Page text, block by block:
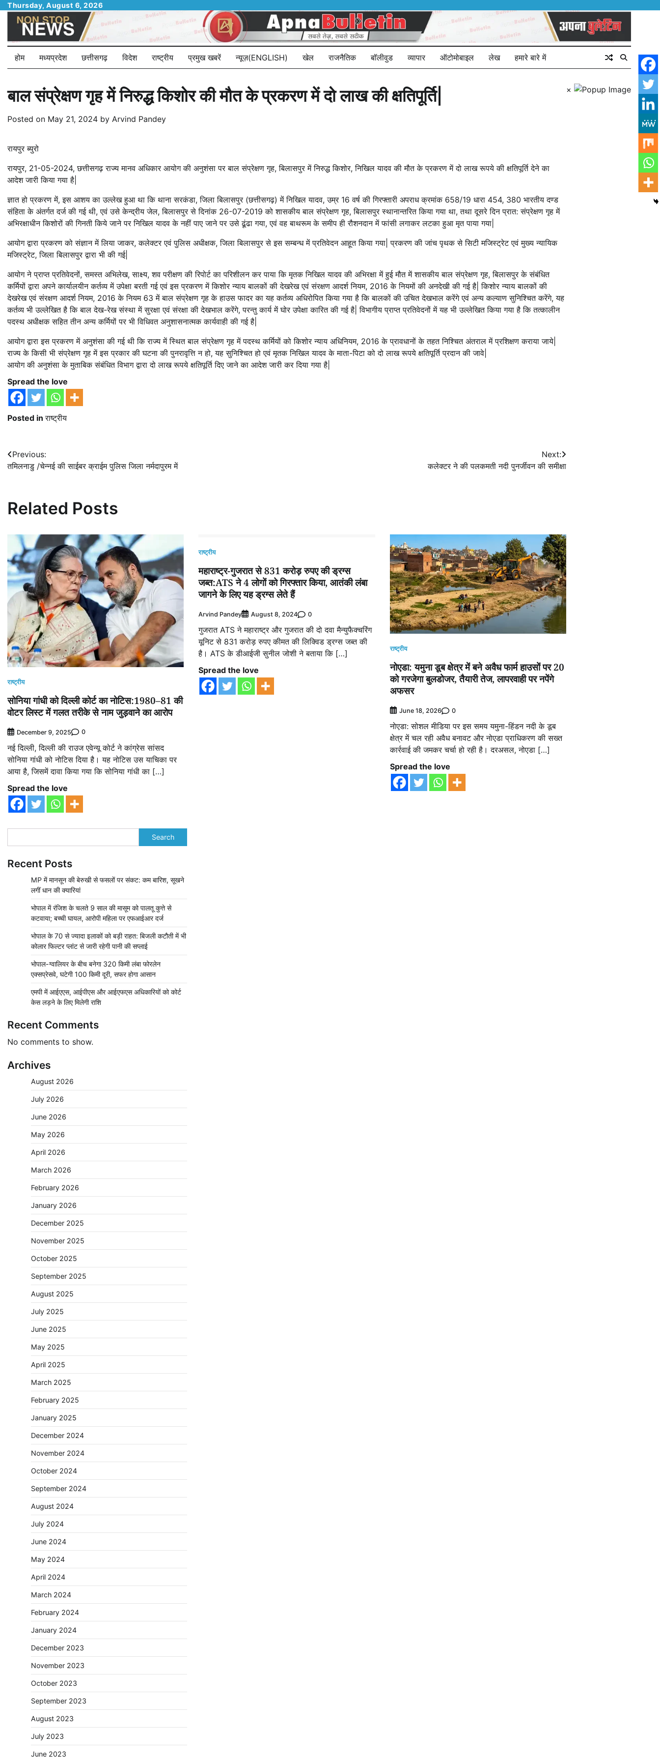
Skip
content
Thursday, August 6, 2026
होम मध्यप्रदेश छत्तीसगढ़ विदेश राष्ट्रीय प्रमुख खबरें न्यूज़(ENGLISH) खेल राजनैतिक बॉलीवुड व्यापार ऑटोमोबाइल लेख हमारे बारे में
बाल संप्रेक्षण गृह में निरुद्ध किशोर की मौत के प्रकरण में दो लाख की क्षतिपूर्ति|
Posted on May 21, 2024 by Arvind Pandey
रायपुर ब्युरो
रायपुर, 21-05-2024, छत्तीसगढ़ राज्य मानव अधिकार आयोग की अनुशंसा पर बाल संप्रेक्षण गृह, बिलासपुर में निरुद्ध किशोर, निखिल यादव की मौत के प्रकरण में दो लाख रूपये की क्षतिपूर्ति देने का
आदेश जारी किया गया है|
ज्ञात हो प्रकरण में, इस आशय का उल्लेख हुआ था कि थाना सरकंडा, जिला बिलासपुर (छत्तीसगढ़) में निखिल यादव, उम्र 16 वर्ष की गिरफ्तारी अपराध क्रमांक 658/19 धारा 454, 380 भारतीय दण्ड
संहिता के अंतर्गत दर्ज की गई थी, एवं उसे केन्द्रीय जेल, बिलासपुर से दिनांक 26-07-2019 को शासकीय बाल संप्रेक्षण गृह, बिलासपुर स्थानान्तरित किया गया था, तथा दूसरे दिन प्रात: संप्रेक्षण गृह में
अभिरक्षाधीन किशोरों की गिनती किये जाने पर निखिल यादव के नहीं पाए जाने पर उसे ढूंढा गया, एवं वह बाथरूम के समीप ही रौशनदान में फांसी लगाकर लटका हुआ मृत पाया गया|
आयोग द्वारा प्रकरण को संज्ञान में लिया जाकर, कलेक्टर एवं पुलिस अधीक्षक, जिला बिलासपुर से इस सम्बन्ध में प्रतिवेदन आहूत किया गया| प्रकरण की जांच पृथक से सिटी मजिस्ट्रेट एवं मुख्य न्यायिक
मजिस्ट्रेट, जिला बिलासपुर द्वारा भी की गई|
आयोग ने प्राप्त प्रतिवेदनों, समस्त अभिलेख, साक्ष्य, शव परीक्षण की रिपोर्ट का परिशीलन कर पाया कि मृतक निखिल यादव की अभिरक्षा में हुई मौत में शासकीय बाल संप्रेक्षण गृह, बिलासपुर के संबंधित
कर्मियों द्वारा अपने कार्यालयीन कर्तव्य में उपेक्षा बरती गई एवं इस प्रकरण में किशोर न्याय बालकों की देखरेख एवं संरक्षण आदर्श नियम, 2016 के नियमों की अनदेखी की गई है| किशोर न्याय बालकों की
देखरेख एवं संरक्षण आदर्श नियम, 2016 के नियम 63 में बाल संप्रेक्षण गृह के हाउस फादर का यह कर्तव्य अधिरोपित किया गया है कि बालकों की उचित देखभाल करेंगे एवं अन्य कल्याण सुनिश्चित करेंगे, यह
कर्तव्य भी उल्लेखित है कि बाल देख-रेख संस्था में सुरक्षा एवं संरक्षा की देखभाल करेंगे, परन्तु कार्य में घोर उपेक्षा कारित की गई है| विभागीय प्राप्त प्रतिवेदनों में यह भी उल्लेखित किया गया है कि तत्कालीन
पदस्थ अधीक्षक सहित तीन अन्य कर्मियों पर भी विधिवत अनुशासनात्मक कार्यवाही की गई है|
आयोग द्वारा इस प्रकरण में अनुशंसा की गई थी कि राज्य में स्थित बाल संप्रेक्षण गृह में पदस्थ कर्मियों को किशोर न्याय अधिनियम, 2016 के प्रावधानों के तहत निश्चित अंतराल में प्रशिक्षण कराया जाये|
राज्य के किसी भी संप्रेक्षण गृह में इस प्रकार की घटना की पुनरावृत्ति न हो, यह सुनिश्चित हो एवं मृतक निखिल यादव के माता-पिटा को दो लाख रूपये क्षतिपूर्ति प्रदान की जावे|
आयोग की अनुशंसा के मुताबिक संबंधित विभाग द्वारा दो लाख रूपये क्षतिपूर्ति दिए जाने का आदेश जारी कर दिया गया है|
Spread the love
Posted inराष्ट्रीय
Post
navigation
Previous:
तमिलनाडु /चेन्नई की साईबर क्राईम पुलिस जिला नर्मदापुरम में
Next:
कलेक्टर ने की पलकमती नदी पुनर्जीवन की समीक्षा
Related Posts
राष्ट्रीय
सोनिया गांधी को दिल्ली कोर्ट का नोटिस:1980–81 की
वोटर लिस्ट में गलत तरीके से नाम जुड़वाने का आरोप
December 9, 2025 0
नई दिल्ली, दिल्ली की राउज एवेन्यू कोर्ट ने कांग्रेस सांसद
सोनिया गांधी को नोटिस दिया है। यह नोटिस उस याचिका पर
आया है, जिसमें दावा किया गया कि सोनिया गांधी का […]
Spread the love
राष्ट्रीय
महाराष्ट्र-गुजरात से 831 करोड़ रुपए की ड्रग्स
जब्त:ATS ने 4 लोगों को गिरफ्तार किया, आतंकी लंबा
जागने के लिए यह ड्रग्स लेते हैं
Arvind Pandey August 8, 2024 0
गुजरात ATS ने महाराष्ट्र और गुजरात की दो दवा मैन्युफैक्चरिंग
यूनिट से 831 करोड़ रुपए कीमत की लिक्विड ड्रग्स जब्त की
है। ATS के डीआईजी सुनील जोशी ने बताया कि […]
Spread the love
राष्ट्रीय
नोएडा: यमुना डूब क्षेत्र में बने अवैध फार्म हाउसों पर 20
को गरजेगा बुलडोजर, तैयारी तेज, लापरवाही पर नपेंगे
अफसर
June 18, 2026 0
नोएडा: सोशल मीडिया पर इस समय यमुना-हिंडन नदी के डूब
क्षेत्र में चल रही अवैध बनावट और नोएडा प्राधिकरण की सख्त
कार्रवाई की जमकर चर्चा हो रही है। दरअसल, नोएडा […]
Spread the love
×
Search
Recent Posts
MP में मानसून की बेरुखी से फसलों पर संकट: कम बारिश, सूखने
लगीं धान की क्यारियां
भोपाल में रंजिश के चलते 9 साल की मासूम को पालतू कुत्ते से
कटवाया; बच्ची घायल, आरोपी महिला पर एफआईआर दर्ज
भोपाल के 70 से ज्यादा इलाकों को बड़ी राहत: बिजली कटौती में भी
कोलार फिल्टर प्लांट से जारी रहेगी पानी की सप्लाई
भोपाल-ग्वालियर के बीच बनेगा 320 किमी लंबा फोरलेन
एक्सप्रेसवे, घटेगी 100 किमी दूरी, सफर होगा आसान
एमपी में आईएएस, आईपीएस और आईएफएस अधिकारियों को कोर्ट
केस लड़ने के लिए मिलेगी राशि
Recent Comments
No comments to show.
Archives
August 2026
July 2026
June 2026
May 2026
April 2026
March 2026
February 2026
January 2026
December 2025
November 2025
October 2025
September 2025
August 2025
July 2025
June 2025
May 2025
April 2025
March 2025
February 2025
January 2025
December 2024
November 2024
October 2024
September 2024
August 2024
July 2024
June 2024
May 2024
April 2024
March 2024
February 2024
January 2024
December 2023
November 2023
October 2023
September 2023
August 2023
July 2023
June 2023